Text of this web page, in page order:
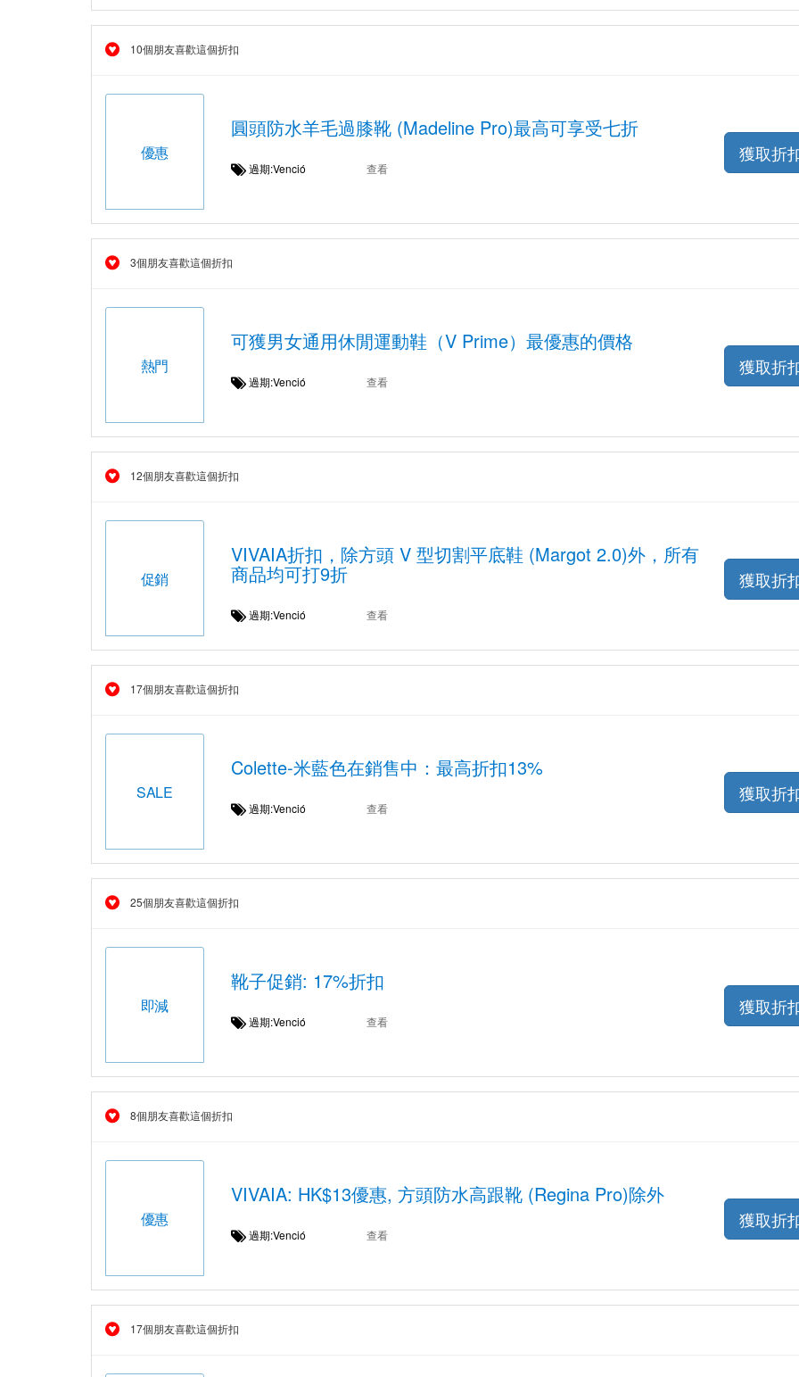
10個朋友喜歡這個折扣
優惠
圓頭防水羊毛過膝靴 (Madeline Pro)最高可享受七折
過期:Venció 查看
獲取折
3個朋友喜歡這個折扣
熱門
可獲男女通用休閒運動鞋（V Prime）最優惠的價格
過期:Venció 查看
獲取折
12個朋友喜歡這個折扣
促銷
VIVAIA折扣，除方頭 V 型切割平底鞋 (Margot 2.0)外，所有
商品均可打9折
過期:Venció 查看
獲取折
17個朋友喜歡這個折扣
SALE
Colette-米藍色在銷售中：最高折扣13%
過期:Venció 查看
獲取折
25個朋友喜歡這個折扣
即減
靴子促銷: 17%折扣
過期:Venció 查看
獲取折
8個朋友喜歡這個折扣
優惠
VIVAIA: HK$13優惠, 方頭防水高跟靴 (Regina Pro)除外
過期:Venció 查看
獲取折
17個朋友喜歡這個折扣